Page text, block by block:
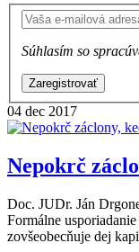
Súhlasím so
Zaregistrovať
04 dec 2017
Nepokrč
Doc. JUDr. Ján
Formálne
zovšeobecňuje dej